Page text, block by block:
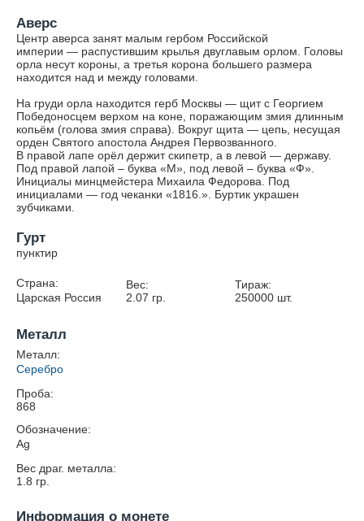
Аверс
Центр аверса занят малым гербом Российской
империи — распустившим крылья двуглавым орлом. Головы
орла несут короны, а третья корона большего размера
находится над и между головами.
На груди орла находится герб Москвы — щит с Георгием
Победоносцем верхом на коне, поражающим змия длинным
копьём (голова змия справа). Вокруг щита — цепь, несущая
орден Святого апостола Андрея Первозванного.
В правой лапе орёл держит скипетр, а в левой — державу.
Под правой лапой – буква «М», под левой – буква «Ф».
Инициалы минцмейстера Михаила Федорова. Под
инициалами — год чеканки «1816.». Буртик украшен
зубчиками.
Гурт
пунктир
Страна:
Царская Россия
Вес:
2.07 гр.
Тираж:
250000 шт.
Металл
Металл:
Серебро
Проба:
868
Обозначение:
Ag
Вес драг. металла:
1.8 гр.
Информация о монете